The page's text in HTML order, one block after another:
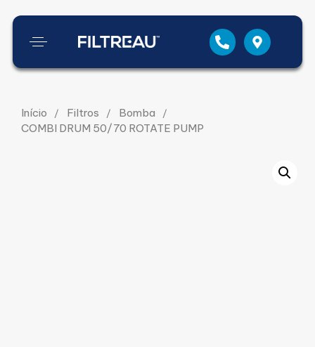
Início Filtros
Bomba
COMBI DRUM 50/70 ROTATE PUMP